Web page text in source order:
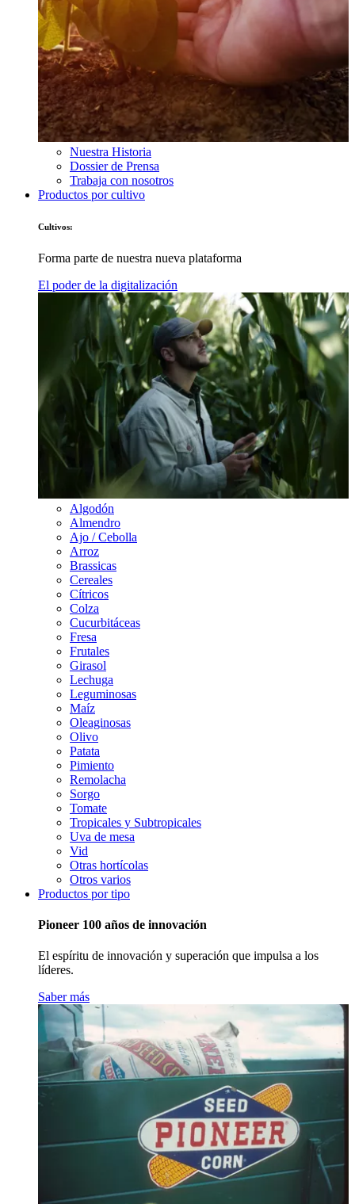
Nuestra Historia
Dossier de Prensa
Trabaja con nosotros
Productos por cultivo
Cultivos:
Forma parte de nuestra nueva plataforma
El poder de la digitalización
Algodón
Almendro
Ajo / Cebolla
Arroz
Brassicas
Cereales
Cítricos
Colza
Cucurbitáceas
Fresa
Frutales
Girasol
Lechuga
Leguminosas
Maíz
Oleaginosas
Olivo
Patata
Pimiento
Remolacha
Sorgo
Tomate
Tropicales y Subtropicales
Uva de mesa
Vid
Otras hortícolas
Otros varios
Productos por tipo
Pioneer 100 años de innovación
El espíritu de innovación y superación que impulsa a los
líderes.
Saber más